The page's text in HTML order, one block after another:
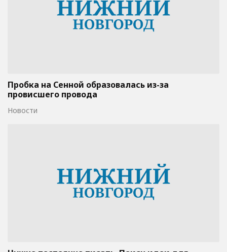
Пробка на Сенной образовалась из-за
провисшего провода
Новости